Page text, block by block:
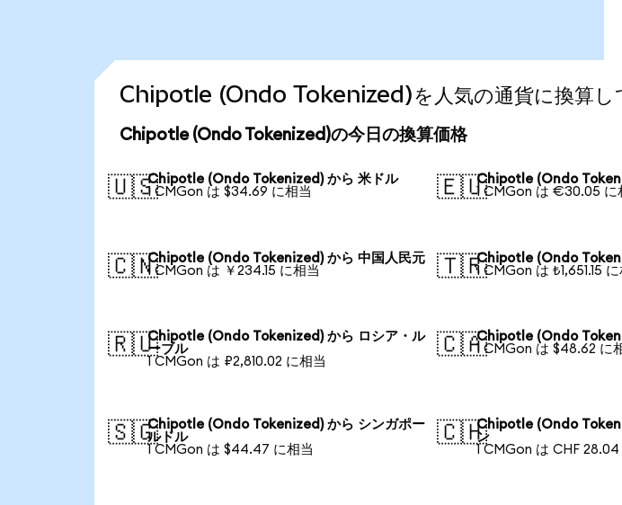
Chipotle (Ondo Tokenized)を人気の通貨に換算し
Chipotle (Ondo Tokenized)の今日の換算価格
🇺🇸Chipotle (Ondo Tokenized) から 米ドル
1 CMGon は $34.69 に相当
🇪🇺Chipotle (Ondo
1 CMGon は €30.05 に
🇨🇳Chipotle (Ondo Tokenized) から 中国人民元
1 CMGon は ￥234.15 に相当
🇹🇷Chipotle (Ondo
1 CMGon は ₺1,651.15
🇷🇺Chipotle (Ondo Tokenized) から ロシア・ル
ーブル
1 CMGon は ₽2,810.02 に相当
🇨🇦Chipotle (Ondo
1 CMGon は $48.62 に
🇸🇬Chipotle (Ondo Tokenized) から シンガポー
ルドル
1 CMGon は $44.47 に相当
🇨🇭Chipotle (Ondo
ン
1 CMGon は CHF 28.04